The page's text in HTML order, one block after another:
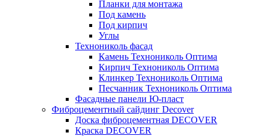
Планки для монтажа
Под камень
Под кирпич
Углы
Технониколь фасад
Камень Технониколь Оптима
Кирпич Технониколь Оптима
Клинкер Технониколь Оптима
Песчанник Технониколь Оптима
Фасадные панели Ю-пласт
Фиброцементный сайдинг Decover
Доска фиброцементная DECOVER
Краска DECOVER